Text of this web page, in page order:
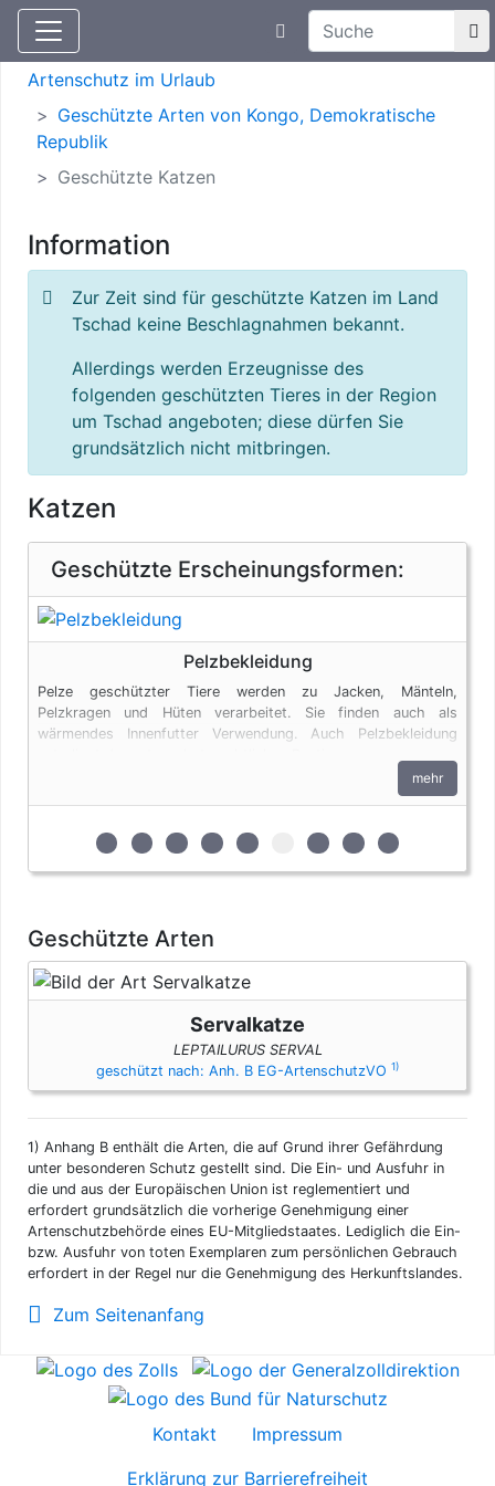
Aktuelle Meldungen
Suchtexteingabe
Artenschutz
Artenschutz im Urlaub
Geschützte Arten von Kongo, Demokratische
Republik
Geschützte Katzen
Information
Zur Zeit sind für geschützte Katzen im Land
Tschad keine Beschlagnahmen bekannt.
Allerdings werden Erzeugnisse des
folgenden geschützten Tieres in der Region
um Tschad angeboten; diese dürfen Sie
grundsätzlich nicht mitbringen.
Katzen
Geschützte Erscheinungsformen:
Pelzbekleidung
Pelze geschützter Tiere werden zu Jacken, Mänteln,
Pelzkragen und Hüten verarbeitet. Sie finden auch als
wärmendes Innenfutter Verwendung. Auch Pelzbekleidung
mehr
zur 1. geschützten Erscheinungsform (Felle und
zur 2. geschützten Erscheinungsform
zur 3. geschützten Erscheinungsform
zur 4. geschützten
zur 5. geschützten
zur 6. geschützten
zur 7. geschützten
zur 8.zur 9.
Geschützte Arten
Servalkatze
LEPTAILURUS SERVAL
geschützt nach: Anh. B EG-ArtenschutzVO 1)
1) Anhang B enthält die Arten, die auf Grund ihrer Gefährdung
unter besonderen Schutz gestellt sind. Die Ein- und Ausfuhr in
die und aus der Europäischen Union ist reglementiert und
erfordert grundsätzlich die vorherige Genehmigung einer
Artenschutzbehörde eines EU-Mitgliedstaates. Lediglich die Ein-
bzw. Ausfuhr von toten Exemplaren zum persönlichen Gebrauch
erfordert in der Regel nur die Genehmigung des Herkunftslandes.
Zum Seitenanfang
Kontakt
Impressum
Erklärung zur Barrierefreiheit